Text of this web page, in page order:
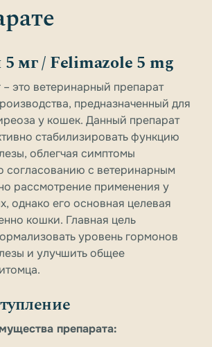
мг / Felimazole 5 mg
это ветеринарный препарат
предназначенный для
у кошек. Данный препарат
стабилизировать функцию
облегчая симптомы
согласованию с ветеринарным
рассмотрение применения у
однако его основная целевая
кошки. Главная цель
уровень гормонов
и улучшить общее
препарата: